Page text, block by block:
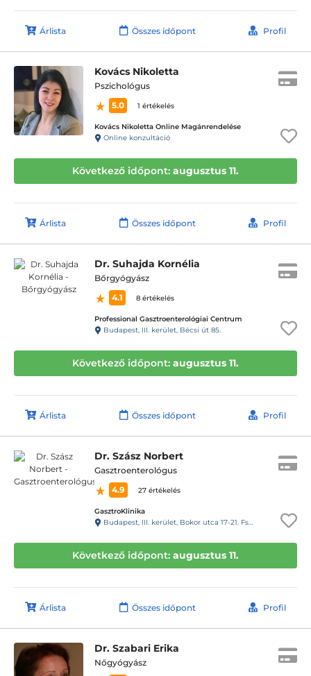
Árlista Összes időpont Profil
Kovács Nikoletta
Pszichológus
5.0
1 értékelés
Kovács Nikoletta Online Magánrendelése
Online konzultáció
Következő időpont: augusztus 11.
Árlista Összes időpont Profil
Dr. Suhajda Kornélia
Bőrgyógyász
4.1
8 értékelés
Professional Gasztroenterológiai Centrum
Budapest, III. kerület, Bécsi út 85.
Következő időpont: augusztus 11.
Árlista Összes időpont Profil
Dr. Szász Norbert
Gasztroenterológus
4.9
27 értékelés
GasztroKlinika
Budapest, III. kerület, Bokor utca 17-21. Fszt.
Következő időpont: augusztus 11.
Árlista Összes időpont Profil
Dr. Szabari Erika
Nőgyógyász